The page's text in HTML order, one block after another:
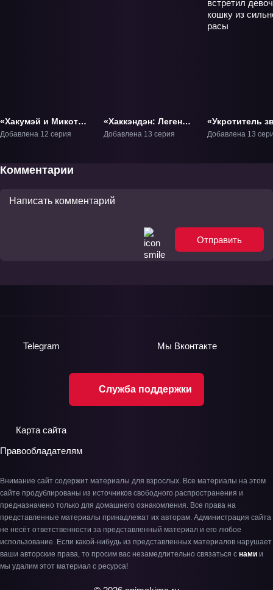
«Хакумэй и Микоти»
ТВ-1
Добавлена 12 серия
«Хаккэндэн: Легенда
о восьми псах
Добавлена 13 серия
«Укротитель
изгнанный из
Добавлена 13
Комментарии
Отправить
Служба поддержки
Telegram Мы Вконтакте
Карта сайта
Правообладателям
Внимание сайт содержит материалы для взрослых. Все материалы на этом
сайте продублированы из источников свободного распространения и
предназначено только для домашнего ознакомления. Все права на
представленные материалы принадлежат их авторам. Администрация сайта
не несёт ответственности за представленный материал и его любое
использование. Если какой-нибудь из представленных материалов нарушает
ваши авторские права, то просим вас незамедлительно связаться с нами и
мы удалим этот материал с ресурса!